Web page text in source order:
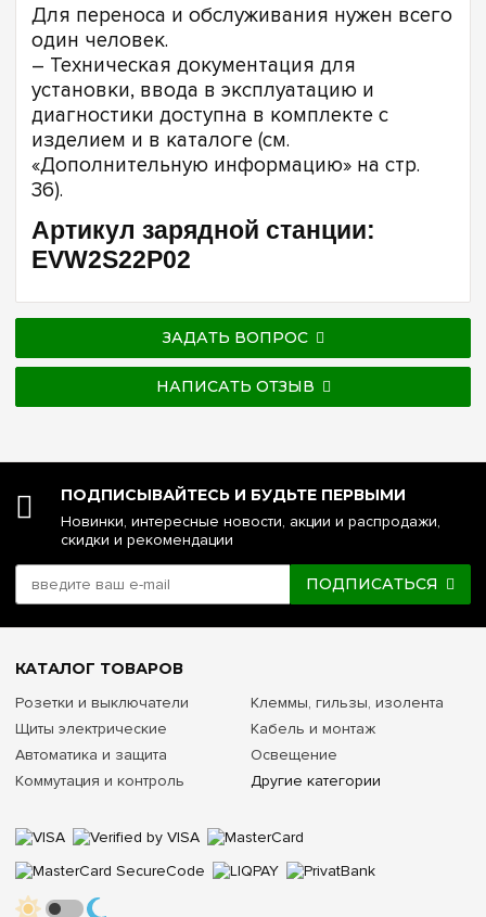
Для переноса и обслуживания нужен всего
один человек.
– Техническая документация для
установки, ввода в эксплуатацию и
диагностики доступна в комплекте с
изделием и в каталоге (см.
«Дополнительную информацию» на стр.
36).
Артикул зарядной станции:
EVW2S22P02
ЗАДАТЬ ВОПРОС
НАПИСАТЬ ОТЗЫВ
ПОДПИСЫВАЙТЕСЬ И БУДЬТЕ ПЕРВЫМИ
Новинки, интересные новости, акции и распродажи,
скидки и рекомендации
ПОДПИСАТЬСЯ
КАТАЛОГ ТОВАРОВ
Розетки и выключатели
Щиты электрические
Автоматика и защита
Коммутация и контроль
Клеммы, гильзы, изолента
Кабель и монтаж
Освещение
Другие категории